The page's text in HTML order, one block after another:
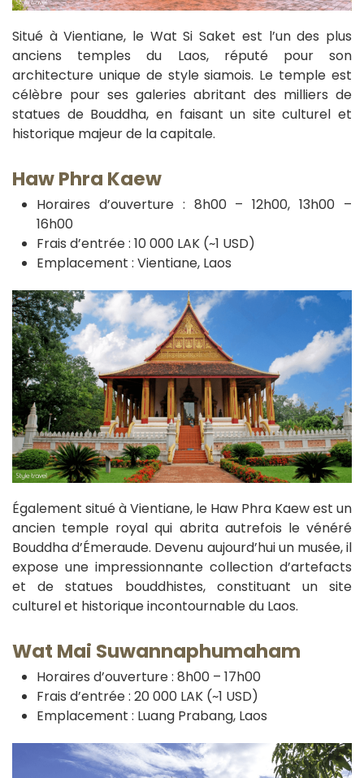
Situé à Vientiane, le Wat Si Saket est l’un des plus
anciens temples du Laos, réputé pour son
architecture unique de style siamois. Le temple est
célèbre pour ses galeries abritant des milliers de
statues de Bouddha, en faisant un site culturel et
historique majeur de la capitale.
Haw Phra Kaew
Horaires d’ouverture : 8h00 – 12h00, 13h00 –
16h00
Frais d’entrée : 10 000 LAK (~1 USD)
Emplacement : Vientiane, Laos
Également situé à Vientiane, le Haw Phra Kaew est un
ancien temple royal qui abrita autrefois le vénéré
Bouddha d’Émeraude. Devenu aujourd’hui un musée, il
expose une impressionnante collection d’artefacts
et de statues bouddhistes, constituant un site
culturel et historique incontournable du Laos.
Wat Mai Suwannaphumaham
Horaires d’ouverture : 8h00 – 17h00
Frais d’entrée : 20 000 LAK (~1 USD)
Emplacement : Luang Prabang, Laos